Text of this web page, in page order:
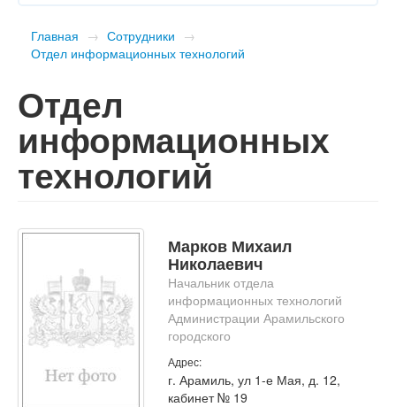
Главная → Сотрудники →
Отдел информационных технологий
Отдел
информационных
технологий
Марков Михаил
Николаевич
Начальник отдела
информационных технологий
Администрации Арамильского
городского
Адрес:
г. Арамиль, ул 1-е Мая, д. 12,
кабинет № 19